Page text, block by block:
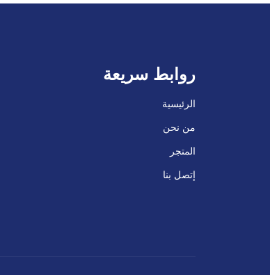
روابط سريعة
الرئيسية
من نحن
المتجر
إتصل بنا